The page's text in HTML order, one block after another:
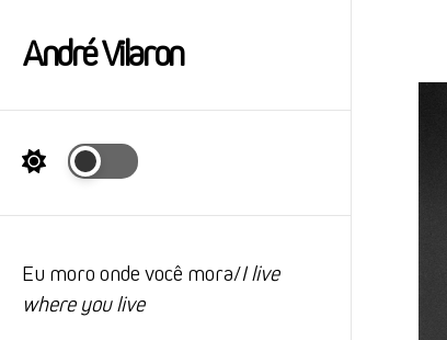
André Vilaron
Eu moro onde você mora/I live
where you live